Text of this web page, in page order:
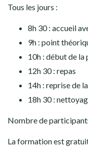
Tous les jours :
8h 30 : accueil
9h : point
10h : début de la
12h 30 : repas
14h : reprise de
18h 30 :
Nombre de
La formation est